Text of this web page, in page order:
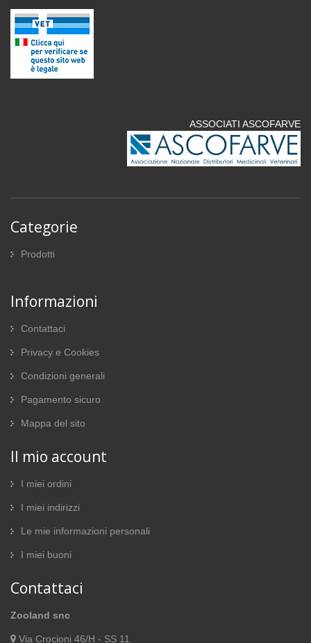
ASSOCIATI ASCOFARVE
Categorie
Prodotti
Informazioni
Contattaci
Privacy e Cookies
Condizioni generali
Pagamento sicuro
Mappa del sito
Il mio account
I miei ordini
I miei indirizzi
Le mie informazioni personali
I miei buoni
Contattaci
Zooland snc
Via Crocioni 46/H - SS 11